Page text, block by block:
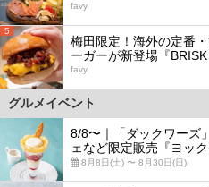
favy
5
梅田限定！海外の定番
ーガーが新登場『BRISK
favy
グルメイベント
8/8〜｜「ダックワーズ
ェなど限定販売『ヨッ
8月8日(土) 〜 8月30日(日)